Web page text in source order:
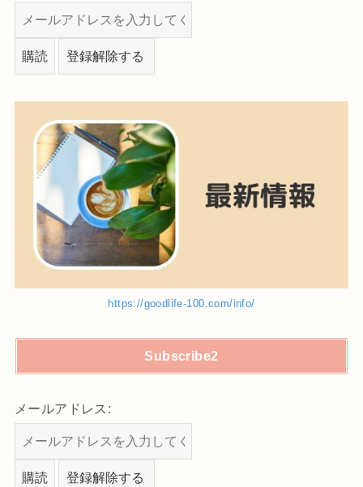
https://goodlife-100.com/info/
Subscribe2
メールアドレス: